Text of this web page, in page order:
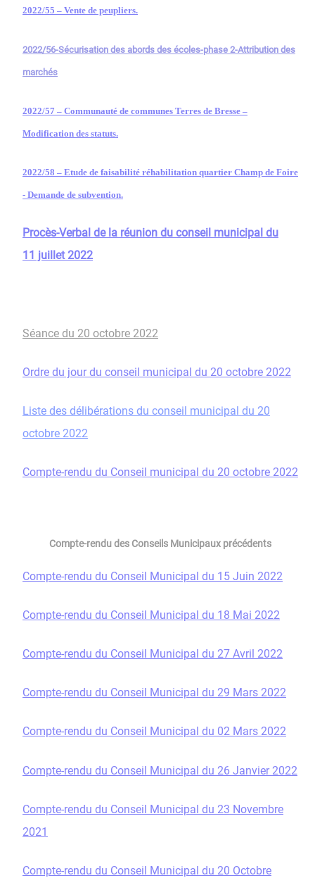
2022/55 – Vente de peupliers.
2022/56-Sécurisation des abords des écoles-phase 2-Attribution des
marchés
2022/57 – Communauté de communes Terres de Bresse –
Modification des statuts.
2022/58 – Etude de faisabilité réhabilitation quartier Champ de Foire
- Demande de subvention.
Procès-Verbal de la réunion du conseil municipal du
11 juillet 2022
Séance du 20 octobre 2022
Ordre du jour du conseil municipal du 20 octobre 2022
Liste des délibérations du conseil municipal du 20
octobre 2022
Compte-rendu du Conseil municipal du 20 octobre 2022
Compte-rendu des Conseils Municipaux précédents
Compte-rendu du Conseil Municipal du 15 Juin 2022
Compte-rendu du Conseil Municipal du 18 Mai 2022
Compte-rendu du Conseil Municipal du 27 Avril 2022
Compte-rendu du Conseil Municipal du 29 Mars 2022
Compte-rendu du Conseil Municipal du 02 Mars 2022
Compte-rendu du Conseil Municipal du 26 Janvier 2022
Compte-rendu du Conseil Municipal du 23 Novembre
2021
Compte-rendu du Conseil Municipal du 20 Octobre